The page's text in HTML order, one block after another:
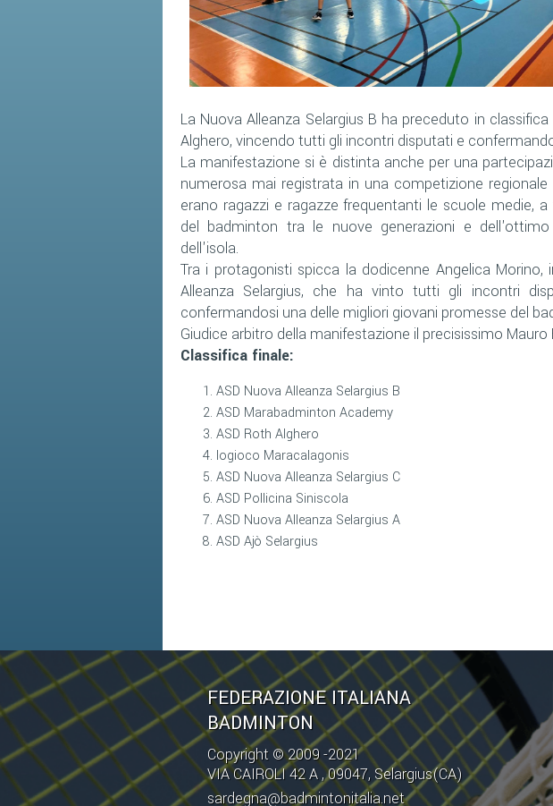
La Nuova Alleanza Selargius B ha preceduto in
Alghero, vincendo tutti gli incontri disputati e
La manifestazione si è distinta anche per una
numerosa mai registrata in una competizione
erano ragazzi e ragazze frequentanti le scuole medie,
del badminton tra le nuove generazioni e
dell'isola.
Tra i protagonisti spicca la dodicenne Angelica
Alleanza Selargius, che ha vinto tutti gli incontri
confermandosi una delle migliori giovani promesse del
Giudice arbitro della manifestazione il precisissimo Mauro
Classifica finale:
ASD Nuova Alleanza Selargius B
ASD Marabadminton Academy
ASD Roth Alghero
Iogioco Maracalagonis
ASD Nuova Alleanza Selargius C
ASD Pollicina Siniscola
ASD Nuova Alleanza Selargius A
ASD Ajò Selargius
FEDERAZIONE ITALIANA
BADMINTON
Copyright © 2009 -2021
VIA CAIROLI 42 A , 09047, Selargius(CA)
sardegna@badmintonitalia.net